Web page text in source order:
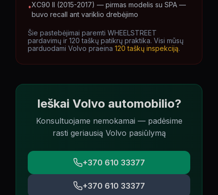
•XC90 II (2015-2017) — pirmas modelis su SPA —
buvo recall ant variklio drebėjimo
Šie pastebėjimai paremti WHEELSTREET
pardavimų ir 120 taškų patikrų praktika. Visi mūsų
parduodami Volvo praeina 120 taškų inspekciją.
Ieškai Volvo automobilio?
Konsultuojame nemokamai — padėsime
rasti geriausią Volvo pasiūlymą
+370 610 33377
+370 610 33377